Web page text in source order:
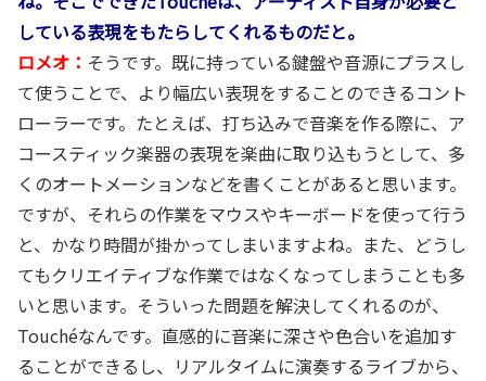
している表現をもたらしてくれるものだと。
ロメオ： そうです。既に持っている鍵盤や音源にプラスし
て使うことで、より幅広い表現をすることのできるコント
ローラーです。たとえば、打ち込みで音楽を作る際に、ア
コースティック楽器の表現を楽曲に取り込もうとして、多
くのオートメーションなどを書くことがあると思います。
ですが、それらの作業をマウスやキーボードを使って行う
と、かなり時間が掛かってしまいますよね。また、どうし
てもクリエイティブな作業ではなくなってしまうことも多
いと思います。そういった問題を解決してくれるのが、
Touchéなんです。直感的に音楽に深さや色合いを追加す
ることができるし、リアルタイムに演奏するライブから、